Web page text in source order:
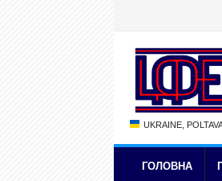
UKRAINE,
ГОЛОВНА